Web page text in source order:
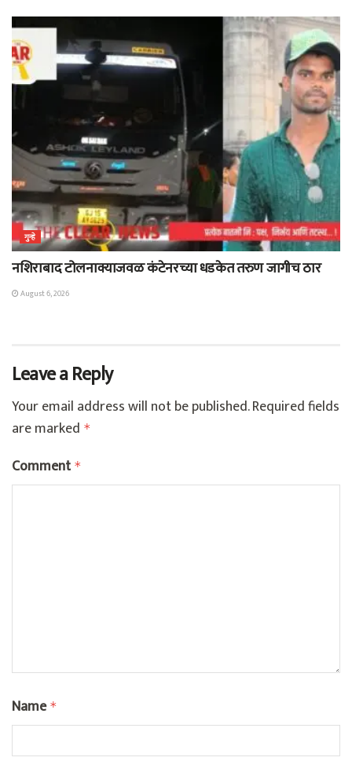
गुन्हे
नशिराबाद टोलनाक्याजवळ कंटेनरच्या धडकेत तरुण जागीच ठार
August 6, 2026
Leave a Reply
Your email address will not be published.Required fields
are marked *
Comment *
Name *